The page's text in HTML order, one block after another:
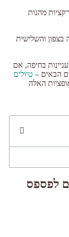
מהנות
בצפון והשלישית
בחיפה, אם
הבאים – טיולים
האלה